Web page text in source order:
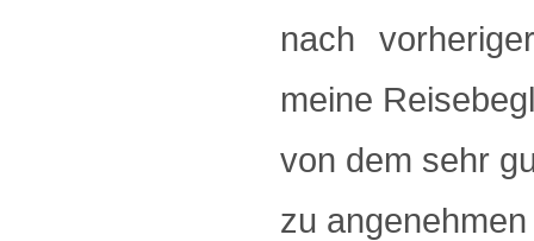
nach
meine
von dem sehr
zu